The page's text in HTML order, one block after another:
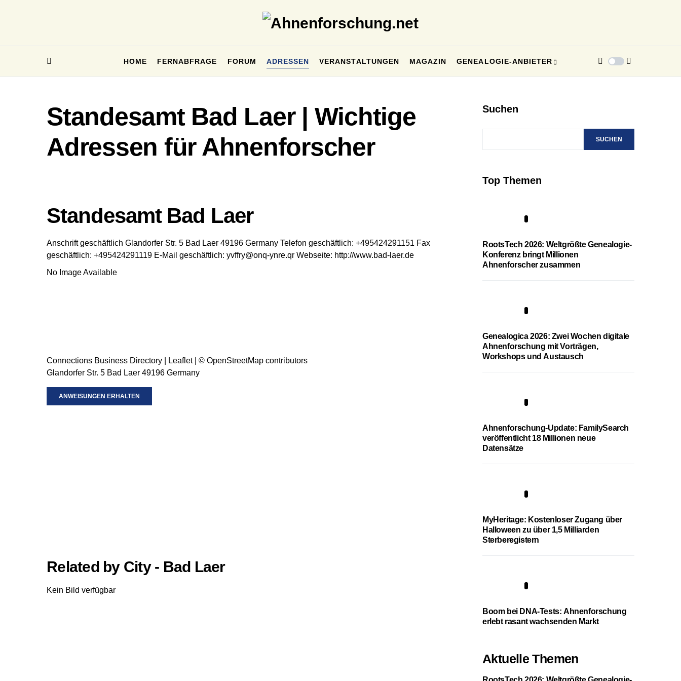
HOME FERNABFRAGE FORUM ADRESSEN VERANSTALTUNGEN MAGAZIN GENEALOGIE-ANBIETER
Standesamt Bad Laer | Wichtige
Adressen für Ahnenforscher
Standesamt Bad Laer
Anschrift geschäftlich Glandorfer Str. 5 Bad Laer 49196 Germany Telefon geschäftlich: +495424291151 Fax
geschäftlich: +495424291119 E-Mail geschäftlich: yvffry@onq-ynre.qr Webseite: http://www.bad-laer.de
No Image Available
Connections Business Directory Leaflet| © OpenStreetMap contributors
Glandorfer Str. 5 Bad Laer 49196 Germany
ANWEISUNGEN ERHALTEN
Related by City - Bad Laer
Kein Bild verfügbar
Suchen
SUCHEN
Top Themen
RootsTech 2026: Weltgrößte Genealogie-
Konferenz bringt Millionen
Ahnenforscher zusammen
Genealogica 2026: Zwei Wochen digitale
Ahnenforschung mit Vorträgen,
Workshops und Austausch
Ahnenforschung-Update: FamilySearch
veröffentlicht 18 Millionen neue
Datensätze
MyHeritage: Kostenloser Zugang über
Halloween zu über 1,5 Milliarden
Sterberegistern
Boom bei DNA-Tests: Ahnenforschung
erlebt rasant wachsenden Markt
Aktuelle Themen